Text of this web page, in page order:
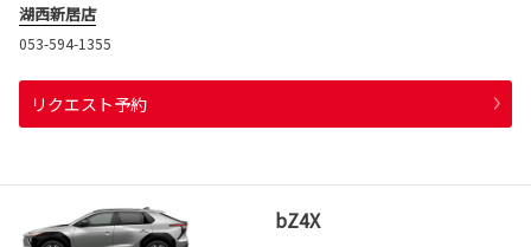
湖西新居店
053-594-1355
リクエスト予約
bZ4X